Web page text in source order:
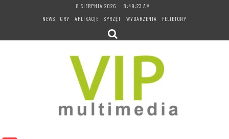
8 SIERPNIA 2026
8:49:23 AM
NEWS
GRY APLIKACJE SPRZĘT WYDARZENIA FELIETONY